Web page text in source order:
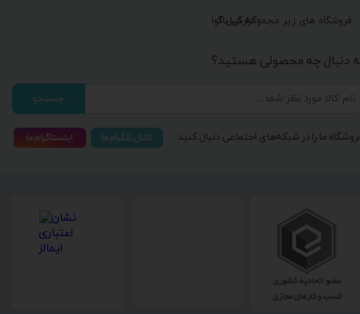
گزارش باگ
فروشگاه های زیر مجموعه گیل آوا
دنبال چه محصولی هستید؟
جستجو
ما را در شبکه‌های اجتماعی دنبال کنید: